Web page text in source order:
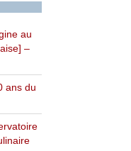
au
–
ans du